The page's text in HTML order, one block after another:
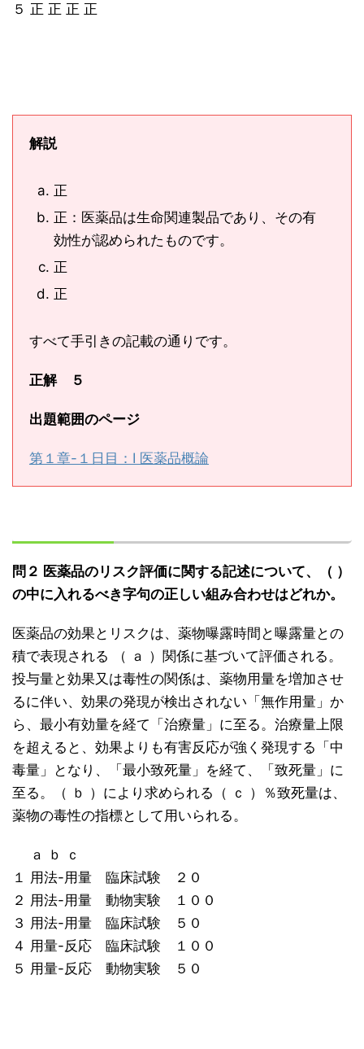
５ 正 正 正 正
解説
正
正：医薬品は生命関連製品であり、その有
効性が認められたものです。
正
正
すべて手引きの記載の通りです。
正解 ５
出題範囲のページ
第１章-１日目：Ⅰ 医薬品概論
問２ 医薬品のリスク評価に関する記述について、（ ）
の中に入れるべき字句の正しい組み合わせはどれか。
医薬品の効果とリスクは、薬物曝露時間と曝露量との
積で表現される （ ａ ）関係に基づいて評価される。
投与量と効果又は毒性の関係は、薬物用量を増加させ
るに伴い、効果の発現が検出されない「無作用量」か
ら、最小有効量を経て「治療量」に至る。治療量上限
を超えると、効果よりも有害反応が強く発現する「中
毒量」となり、「最小致死量」を経て、「致死量」に
至る。（ ｂ ）により求められる（ ｃ ）％致死量は、
薬物の毒性の指標として用いられる。
ａ ｂ ｃ
１ 用法-用量 臨床試験 ２０
２ 用法-用量 動物実験 １００
３ 用法-用量 臨床試験 ５０
４ 用量-反応 臨床試験 １００
５ 用量-反応 動物実験 ５０